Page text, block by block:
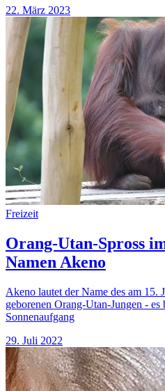
22. März 2023
Freizeit
Orang-Utan-Spross
Namen Akeno
Akeno lautet der Name des am 15.
geborenen Orang-Utan-Jungen -
Sonnenaufgang
29. Juli 2022